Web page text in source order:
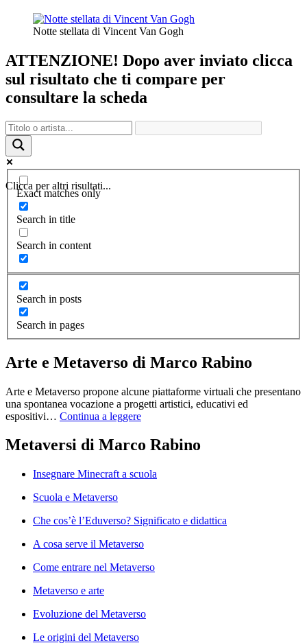
Notte stellata di Vincent Van Gogh
ATTENZIONE! Dopo aver inviato clicca
sul risultato che ti compare per
consultare la scheda
Clicca per altri risultati...
Exact matches only
Search in title
Search in content
Search in posts
Search in pages
Arte e Metaverso di Marco Rabino
Arte e Metaverso propone alcune piattaforme virtuali che presentano
una spontanea vocazione a progetti artistici, educativi ed
espositivi… Continua a leggere
Metaversi di Marco Rabino
Insegnare Minecraft a scuola
Scuola e Metaverso
Che cos’è l’Eduverso? Significato e didattica
A cosa serve il Metaverso
Come entrare nel Metaverso
Metaverso e arte
Evoluzione del Metaverso
Le origini del Metaverso